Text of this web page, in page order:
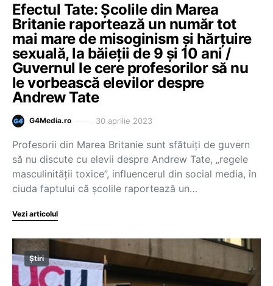
Efectul Tate: Școlile din Marea
Britanie raportează un număr tot
mai mare de misoginism și hărțuire
sexuală, la băieții de 9 și 10 ani /
Guvernul le cere profesorilor să nu
le vorbească elevilor despre
Andrew Tate
G4Media.ro 30 aprilie 2023
Profesorii din Marea Britanie sunt sfătuiţi de guvern
să nu discute cu elevii despre Andrew Tate, „regele
masculinităţii toxice”, influencerul din social media, în
ciuda faptului că şcolile raportează un…
Vezi articolul
Știri